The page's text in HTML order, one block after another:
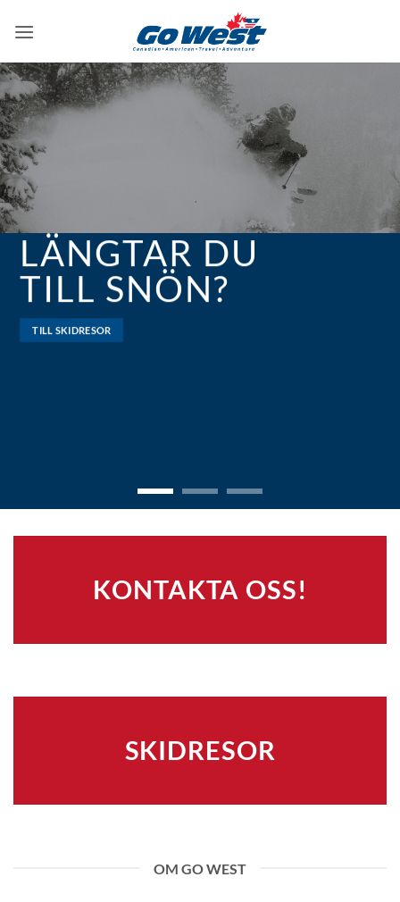
LÄNGTAR DU
TILL SNÖN?
TILL SKIDRESOR
KONTAKTA OSS!
SKIDRESOR
OM GO WEST